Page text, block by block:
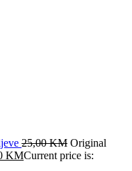
25,00KM Original
KMCurrent price is: